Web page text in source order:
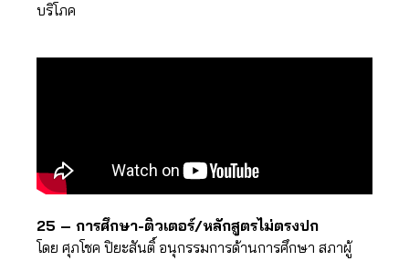
บริโภค
25 – การศึกษา-ติวเตอร์/หลักสูตรไม่ตรงปก
โดย ศุภโชค ปิยะสันติ์ อนุกรรมการด้านการศึกษา สภาผู้